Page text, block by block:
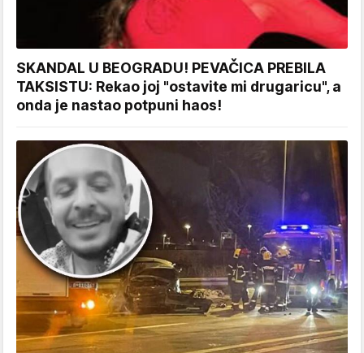
SKANDAL U BEOGRADU! PEVAČICA PREBILA
TAKSISTU: Rekao joj "ostavite mi drugaricu", a
onda je nastao potpuni haos!